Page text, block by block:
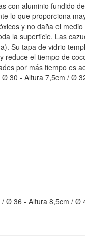
con aluminio fundido
lo que proporciona
y no daña el
la superficie. Las
Su tapa de vidrio
el tiempo de
por más tiempo es
30 - Altura 7,5cm / Ø
Ø 36 - Altura 8,5cm / Ø